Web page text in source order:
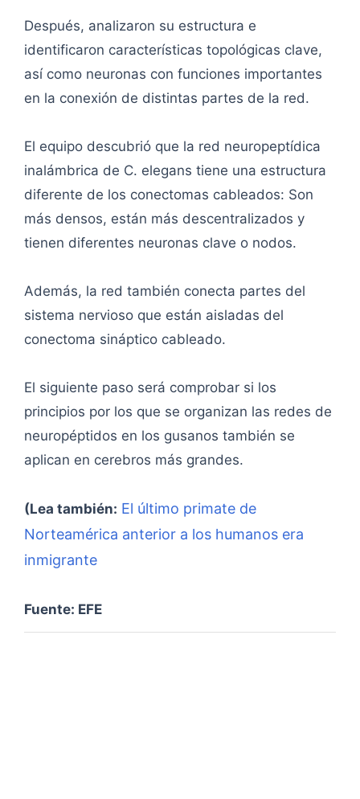
Después, analizaron su estructura e
identificaron características topológicas clave,
así como neuronas con funciones importantes
en la conexión de distintas partes de la red.
El equipo descubrió que la red neuropeptídica
inalámbrica de C. elegans tiene una estructura
diferente de los conectomas cableados: Son
más densos, están más descentralizados y
tienen diferentes neuronas clave o nodos.
Además, la red también conecta partes del
sistema nervioso que están aisladas del
conectoma sináptico cableado.
El siguiente paso será comprobar si los
principios por los que se organizan las redes de
neuropéptidos en los gusanos también se
aplican en cerebros más grandes.
(Lea también: El último primate de
Norteamérica anterior a los humanos era
inmigrante
Fuente: EFE